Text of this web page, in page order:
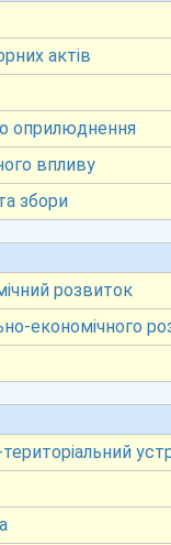
актів
оприлюднення
впливу
збори
розвиток
економічного